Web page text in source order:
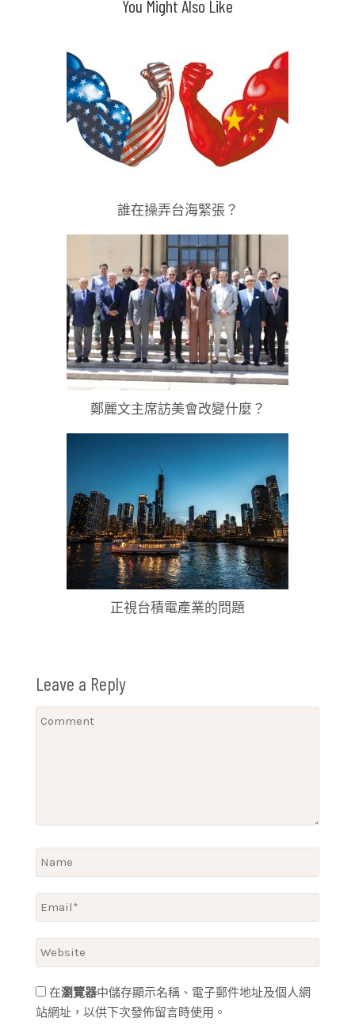
You Might Also Like
誰在操弄台海緊張？
鄭麗文主席訪美會改變什麼？
正視台積電產業的問題
Leave a Reply
在瀏覽器中儲存顯示名稱、電子郵件地址及個人網
站網址，以供下次發佈留言時使用。